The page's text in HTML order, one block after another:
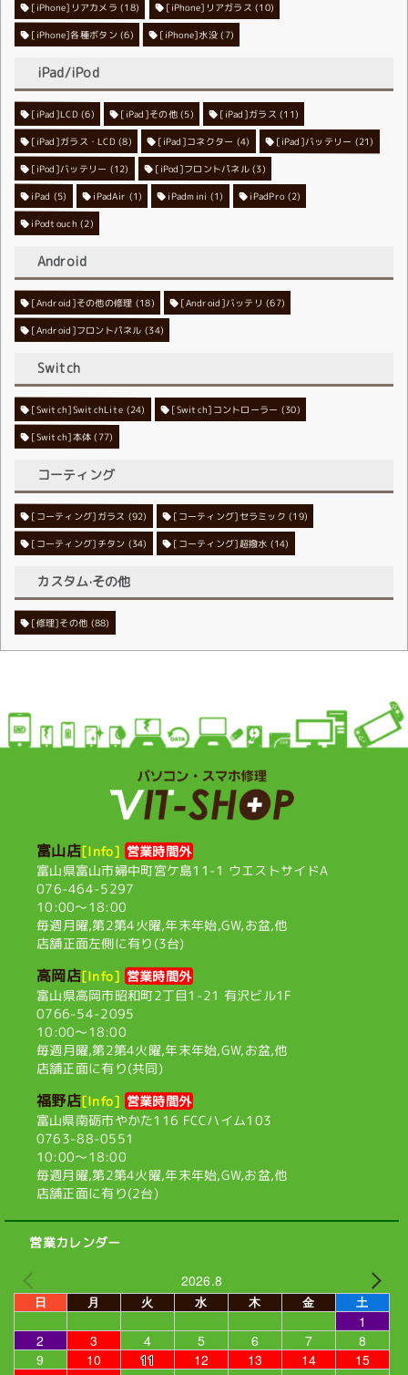
[iPhone]リアカメラ (18) [iPhone]リアガラス (10)
[iPhone]各種ボタン (6) [iPhone]水没 (7)
iPad/iPod
[iPad]LCD(6) [iPad]その他 (5) [iPad]ガラス (11)
[iPad]ガラス・LCD(8) [iPad]コネクター (4) [iPad]バッテリー (21)
[iPod]バッテリー (12) [iPod]フロントパネル(3)
iPad (5) iPadAir (1) iPadmini (1) iPadPro(2)
iPodtouch (2)
Android
[Android]その他の修理 (18) [Android]バッテリ (67)
[Android]フロントパネル (34)
Switch
[Switch]SwitchLite (24) [Switch]コントローラー (30)
[Switch]本体 (77)
コーティング
[コーティング]ガラス (92) [コーティング]セラミック (19)
[コーティング]チタン (34) [コーティング]超撥水 (14)
カスタム·その他
[修理]その他 (88)
富山店[Info] 営業時間外
富山県富山市婦中町宮ケ島11-1 ウエストサイドA
076-464-5297
10:00〜18:00
毎週月曜,第2第4火曜,年末年始,GW,お盆,他
店舗正面左側に有り(3台)
高岡店[Info] 営業時間外
富山県高岡市昭和町2丁目1-21 有沢ビル1F
0766-54-2095
10:00〜18:00
毎週月曜,第2第4火曜,年末年始,GW,お盆,他
店舗正面に有り(共同)
福野店[Info] 営業時間外
富山県南砺市やかた116 FCCハイム103
0763-88-0551
10:00〜18:00
毎週月曜,第2第4火曜,年末年始,GW,お盆,他
店舗正面に有り(2台)
営業カレンダー
2026.8
日 月 火 水 木 金 土
1
2
3 4 5 6 7
8
9
10 11 12 13 14
15